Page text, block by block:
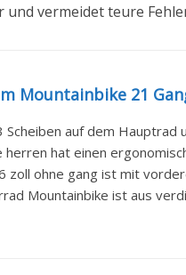
vermeidet teure
Mountainbike 21
auf dem Hauptrad
hat einen
zoll ohne gang ist mit
Mountainbike ist aus